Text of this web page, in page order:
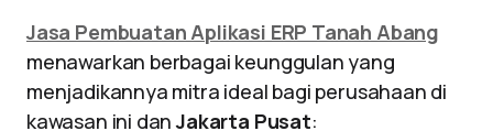
Jasa Pembuatan Aplikasi ERP Tanah Abang
menawarkan berbagai keunggulan yang
menjadikannya mitra ideal bagi perusahaan di
kawasan ini danJakarta Pusat: